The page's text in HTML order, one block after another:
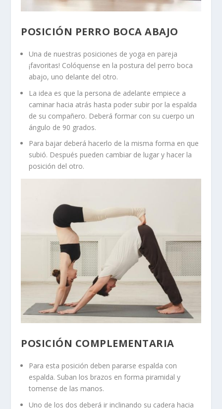
POSICIÓN PERRO BOCA ABAJO
Una de nuestras posiciones de yoga en pareja
¡favoritas! Colóquense en la postura del perro boca
abajo, uno delante del otro.
La idea es que la persona de adelante empiece a
caminar hacia atrás hasta poder subir por la espalda
de su compañero. Deberá formar con su cuerpo un
ángulo de 90 grados.
Para bajar deberá hacerlo de la misma forma en que
subió. Después pueden cambiar de lugar y hacer la
posición del otro.
POSICIÓN COMPLEMENTARIA
Para esta posición deben pararse espalda con
espalda. Suban los brazos en forma piramidal y
tomense de las manos.
Uno de los dos deberá ir inclinando su cadera hacia